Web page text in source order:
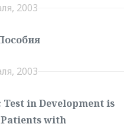
2003
2003
in Development is
with